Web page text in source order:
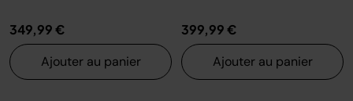
349,99 €
Ajouter au panier
399,99 €
Ajouter au panier